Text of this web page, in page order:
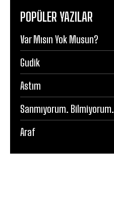
POPÜLER YAZILAR
Var Mısın Yok Musun?
Gudik
Astım
Sanmıyorum. Bilmiyorum.
Araf